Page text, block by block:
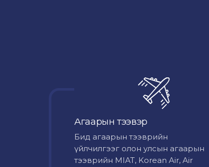
Агаарын тээвэр
Бид агаарын тээврийн
үйлчилгээг олон улсын агаарын
тээврийн MIAT, Korean Air, Air